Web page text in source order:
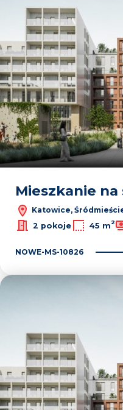
Mieszkanie na
Katowice,
2 pokoje
45 m2
NOWE-MS-10826